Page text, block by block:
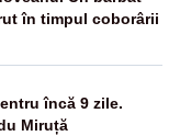
în timpul coborârii
încă 9 zile.
Miruță